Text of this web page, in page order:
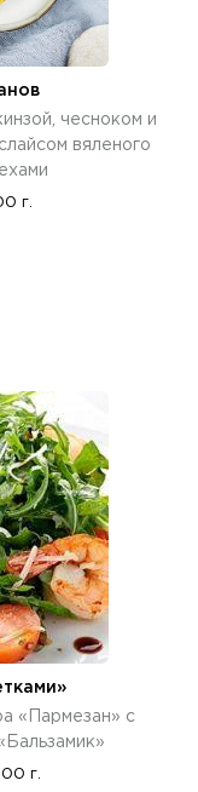
чесноком и
вяленого
г.
«Пармезан» с
г.